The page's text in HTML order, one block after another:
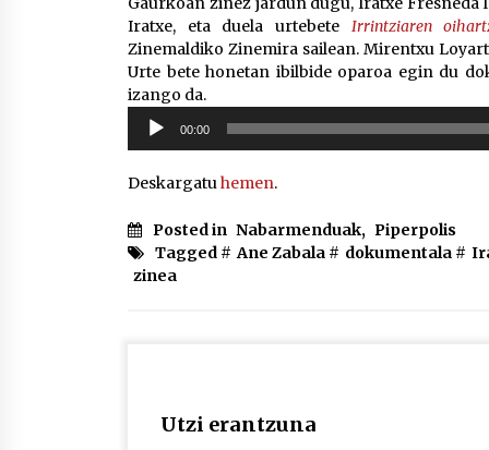
Iratxe, eta duela urtebete Irrintziaren
Zinemaldiko Zinemira sailean. Mirentxu
Urte bete honetan ibilbide oparoa egin du
izango da.
Soinu
erreproduzigailua
00:00
Deskargatuhemen.
Posted in Nabarmenduak, Piperpolis
Tagged # Ane Zabala # dokumentala #
zinea
Utzi erantzuna